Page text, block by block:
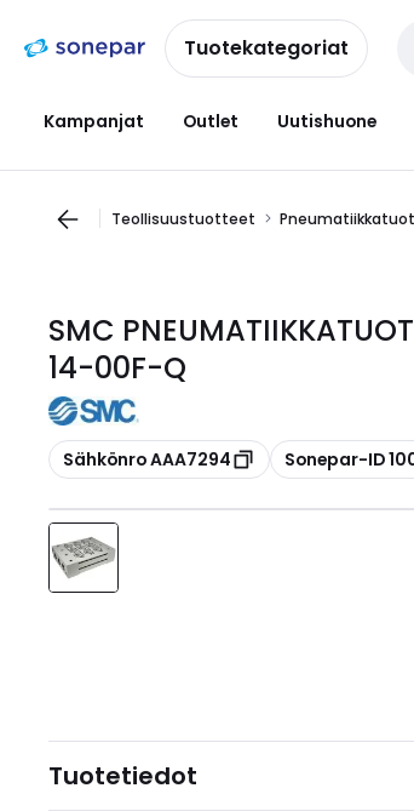
navigointiinsisältöönTuotekategoriat
Kampanjat Outlet Uutishuone
Teollisuustuotteet
SMC
14-00F-Q
Kopioi
Sähkönro AAA7294 Kopioi
Sonepar-ID
Tuotetiedot